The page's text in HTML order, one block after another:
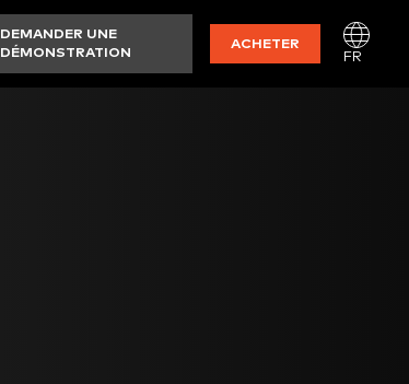
DEMANDER UNE
DÉMONSTRATION
ACHETER
FR